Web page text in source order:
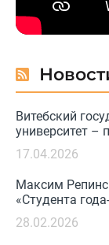
Витебский
университет –
17.04.2026
Максим
«Студента
28.02.2026